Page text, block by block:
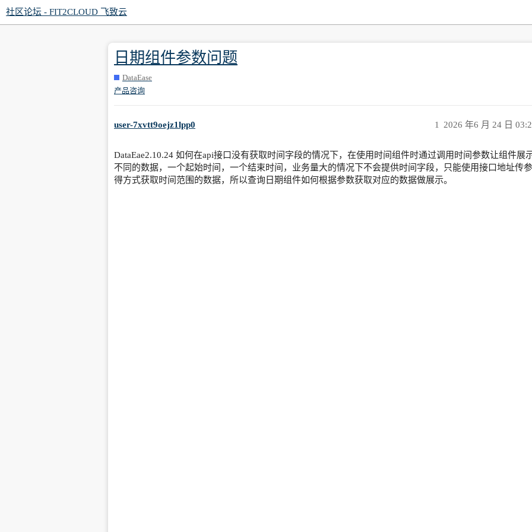
社区论坛 - FIT2CLOUD 飞致云
日期组件参数问题
DataEase
产品咨询
user-7xvtt9oejz1lpp0 2026 年6 月 24 日
1
DataEae2.10.24 如何在api接口没有获取时间字段的情况下，在使用时间组件时通过调用时间参数让组件展
不同的数据，一个起始时间，一个结束时间，业务量大的情况下不会提供时间字段，只能使用接口地址传参
得方式获取时间范围的数据，所以查询日期组件如何根据参数获取对应的数据做展示。